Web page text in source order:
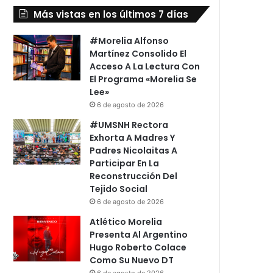
Más vistas en los últimos 7 días
#Morelia Alfonso
Martínez Consolido El
Acceso A La Lectura Con
El Programa «Morelia Se
Lee»
6 de agosto de 2026
#UMSNH Rectora
Exhorta A Madres Y
Padres Nicolaitas A
Participar En La
Reconstrucción Del
Tejido Social
6 de agosto de 2026
Atlético Morelia
Presenta Al Argentino
Hugo Roberto Colace
Como Su Nuevo DT